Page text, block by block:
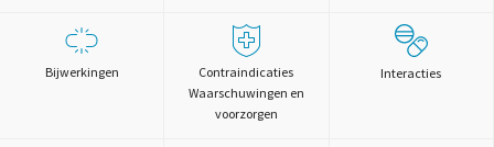
Bijwerkingen
Contraindicaties
Waarschuwingen en
voorzorgen
Interacties